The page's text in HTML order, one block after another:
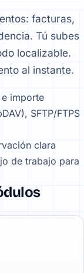
facturas,
Tú subes
localizable.
al instante.
importe
SFTP/FTPS
clara
de trabajo para